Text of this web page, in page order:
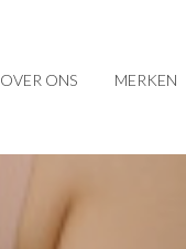
OVER ONS MERKEN